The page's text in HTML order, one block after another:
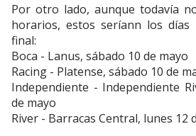
Por otro lado, aunque todavía
horarios, estos seríann los días
final:
Boca - Lanus, sábado 10 de mayo
Racing - Platense, sábado 10 de
Independiente - Independiente
de mayo
River - Barracas Central, lunes 12